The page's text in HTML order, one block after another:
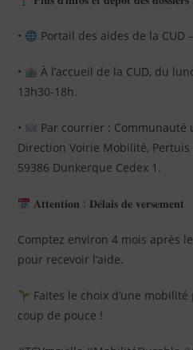
• Portail des aides de la CUD
•
À l’accueil de la CUD, du
13h30-18h.
•
Par courrier : Communauté
Direction Voirie Mobilité, Pertuis
59386 Dunkerque Cedex 1.
𝐀𝐭𝐭𝐞𝐧𝐭𝐢𝐨𝐧 : 𝐃𝐞́𝐥𝐚𝐢𝐬 𝐝𝐞 𝐯𝐞𝐫𝐬𝐞𝐦𝐞𝐧𝐭
Comptez environ 4 mois après
pour recevoir l’aide.
Faites le choix d’une
coup de pouce !